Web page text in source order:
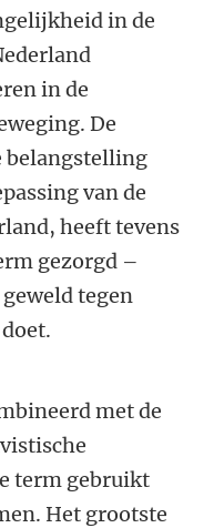
in de
in de
De
belangstelling
van de
heeft tevens
gezorgd –
tegen
met de
term gebruikt
Het grootste